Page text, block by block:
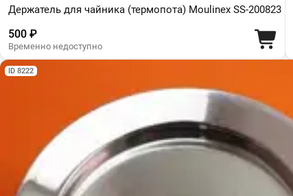
Держатель для чайника (термопота) Moulinex SS-200823
500 ₽
Временно недоступно
ID 8222